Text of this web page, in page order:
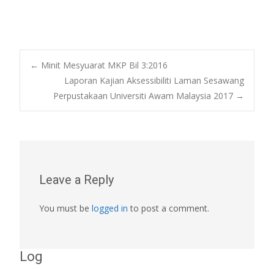
Post
navigation
← Minit Mesyuarat MKP Bil 3:2016
Laporan Kajian Aksessibiliti Laman Sesawang
Perpustakaan Universiti Awam Malaysia 2017 →
Leave a Reply
You must be logged in to post a comment.
Log